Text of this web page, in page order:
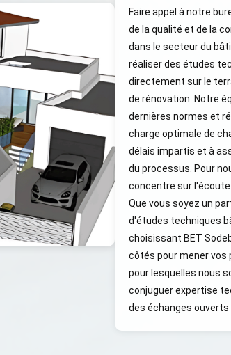
Faire appel à notre
de la qualité et de la
dans le secteur du
réaliser des études
directement sur le
de rénovation. Notre
dernières normes et
charge optimale de
délais impartis et à
du processus. Pour
concentre sur
Que vous soyez un
d'études techniques
choisissant BET
côtés pour mener vos
pour lesquelles nous
conjuguer expertise
des échanges